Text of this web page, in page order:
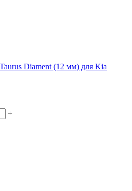
Diament (12 мм) для Kia
+